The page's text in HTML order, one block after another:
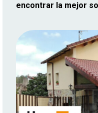
encontrar la mejor